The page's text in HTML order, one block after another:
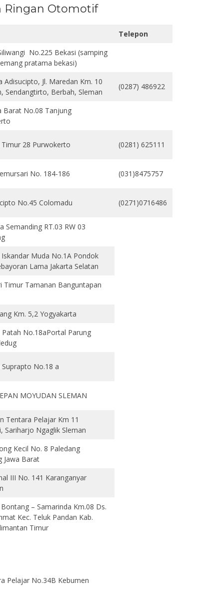
Ringan Otomotif
Telepon
No.225 Bekasi (samping
pratama bekasi)
Adisucipto, Jl. Maredan Km. 10
Sendangtirto, Berbah, Sleman
(0287) 486922
Barat No.08 Tanjung
Timur 28 Purwokerto (0281) 625111
No. 184-186 (031)8475757
No.45 Colomadu (0271)0716486
Semanding RT.03 RW 03
Iskandar Muda No.1A Pondok
Lama Jakarta Selatan
Timur Tamanan Banguntapan
Km. 5,2 Yogyakarta
Patah No.18aPortal Parung
Suprapto No.18 a
MOYUDAN SLEMAN
Tentara Pelajar Km 11
Sariharjo Ngaglik Sleman
Kecil No. 8 Paledang
Jawa Barat
III No. 141 Karanganyar
Bontang – Samarinda Km.08 Ds.
Kec. Teluk Pandan Kab.
Timur
Pelajar No.34B Kebumen